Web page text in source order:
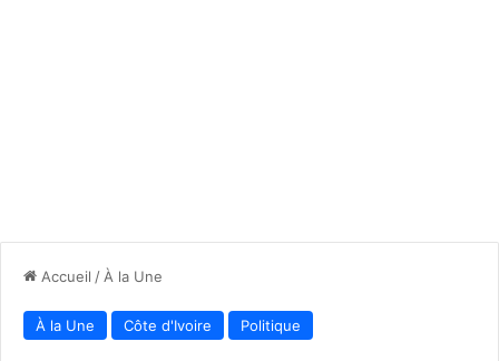
Accueil / À la Une
À la Une Côte d'Ivoire Politique